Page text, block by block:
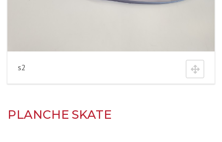
s2
PLANCHE SKATE